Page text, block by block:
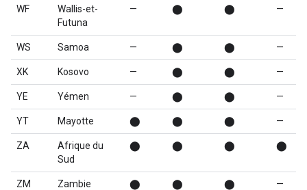
WF
Wallis-et-
Futuna
— ⬤ ⬤ —
WS Samoa — ⬤ ⬤ —
XK Kosovo — ⬤ ⬤ —
YE Yémen — ⬤ ⬤ —
YT Mayotte ⬤ ⬤ ⬤ —
ZA
Afrique du
Sud
⬤ ⬤ ⬤ ⬤
ZM Zambie ⬤ ⬤ ⬤ —